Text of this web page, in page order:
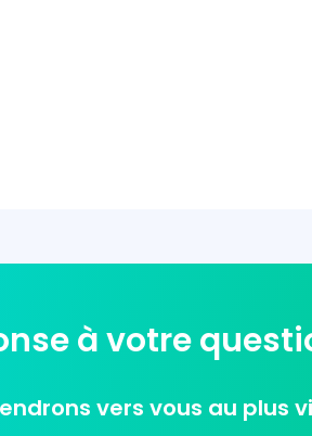
à votre
vers vous au plus